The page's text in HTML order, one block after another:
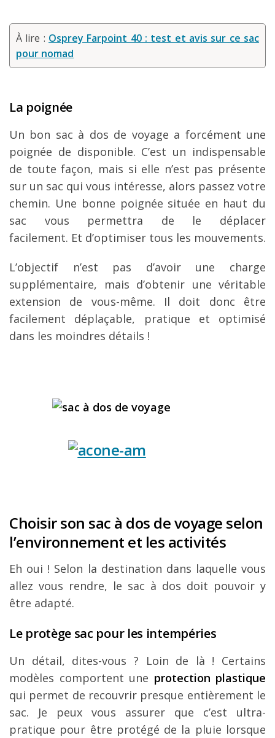
À lire : Osprey Farpoint 40 : test et avis sur ce sac
pour nomad
La poignée
Un bon sac à dos de voyage a forcément une
poignée de disponible. C’est un indispensable
de toute façon, mais si elle n’est pas présente
sur un sac qui vous intéresse, alors passez votre
chemin. Une bonne poignée située en haut du
sac vous permettra de le déplacer
facilement. Et d’optimiser tous les mouvements.
L’objectif n’est pas d’avoir une charge
supplémentaire, mais d’obtenir une véritable
extension de vous-même. Il doit donc être
facilement déplaçable, pratique et optimisé
dans les moindres détails !
Choisir son sac à dos de voyage selon
l’environnement et les activités
Eh oui ! Selon la destination dans laquelle vous
allez vous rendre, le sac à dos doit pouvoir y
être adapté.
Le protège sac pour les intempéries
Un détail, dites-vous ? Loin de là ! Certains
modèles comportent une protection plastique
qui permet de recouvrir presque entièrement le
sac. Je peux vous assurer que c’est ultra-
pratique pour être protégé de la pluie lorsque